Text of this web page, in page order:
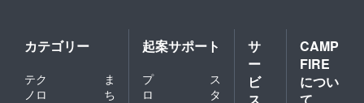
カテゴリー
テク
ノロ
ま
ち
起案サポート
プ
ロ
ス
タ
サ
ー
ビ
CAMP
FIRE
につい